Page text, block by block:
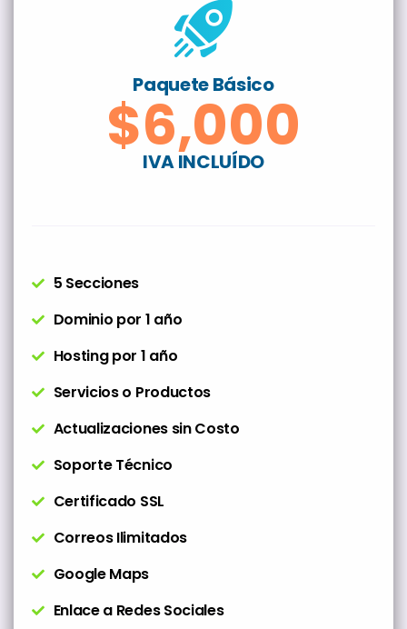
Paquete Básico
$6,000
IVA INCLUÍDO
5 Secciones
Dominio por 1 año
Hosting por 1 año
Servicios o Productos
Actualizaciones sin Costo
Soporte Técnico
Certificado SSL
Correos Ilimitados
Google Maps
Enlace a Redes Sociales